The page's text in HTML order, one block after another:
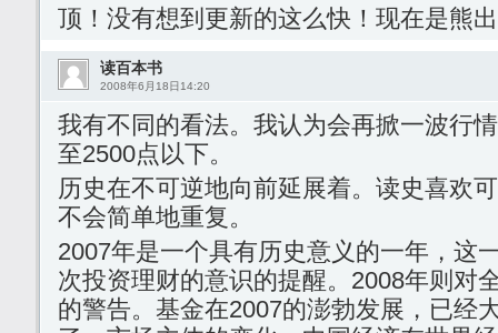
顶！没有想到更新的这么快！现在是熊
读百本书
2008年6月18日14:20
我有不同的看法。我认为会再掀一波行
至2500点以下。
历史在不可逆地向前延展着。读史喜欢
不会简单地重复。
2007年是一个具有历史意义的一年，这
次投资理财的意识的提醒。2008年则对
的警告。基金在2007的澎勃发展，已经